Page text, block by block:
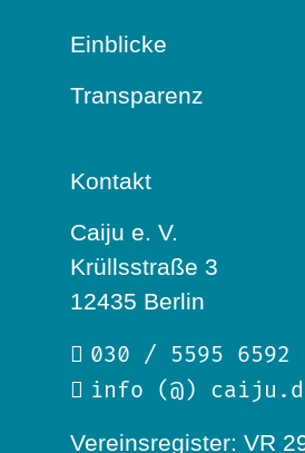
Einblicke
Transparenz
Kontakt
Caiju e. V.
Krüllsstraße 3
12435 Berlin
030 / 5595 6592
info (@)
Vereinsregister: VR